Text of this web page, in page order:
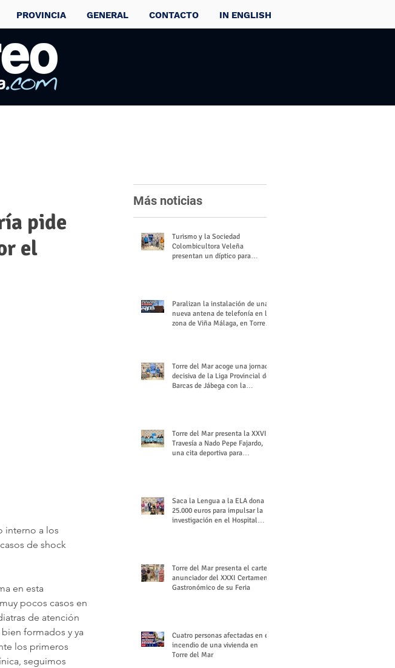
PROVINCIA GENERAL CONTACTO IN ENGLISH
pide
el
interno a los
de shock
en esta
pocos casos en
de atención
formados y ya
los primeros
seguimos
Más noticias
Turismo y la Sociedad
Colombicultora Veleña
presentan un díptico para
Paralizan la instalación de una
nueva antena de telefonía en la
zona de Viña Málaga, en Torre
Torre del Mar acoge una jornada
decisiva de la Liga Provincial de
Barcas de Jábega con la
Torre del Mar presenta la XXVI
Travesía a Nado Pepe Fajardo,
una cita deportiva para
Saca la Lengua a la ELA dona
25.000 euros para impulsar la
investigación en el Hospital
Torre del Mar presenta el cartel
anunciador del XXXI Certamen
Gastronómico de su Feria
Cuatro personas afectadas en el
incendio de una vivienda en
Torre del Mar